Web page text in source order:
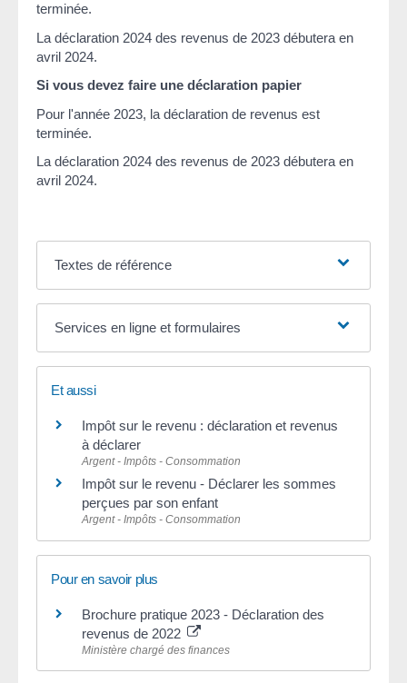
terminée.
La déclaration 2024 des revenus de 2023 débutera en
avril 2024.
Si vous devez faire une déclaration papier
Pour l'année 2023, la déclaration de revenus est
terminée.
La déclaration 2024 des revenus de 2023 débutera en
avril 2024.
Textes de référence
Services en ligne et formulaires
Et aussi
Impôt sur le revenu : déclaration et revenus
à déclarer
Argent - Impôts - Consommation
Impôt sur le revenu - Déclarer les sommes
perçues par son enfant
Argent - Impôts - Consommation
Pour en savoir plus
Brochure pratique 2023 - Déclaration des
revenus de 2022
Ministère chargé des finances